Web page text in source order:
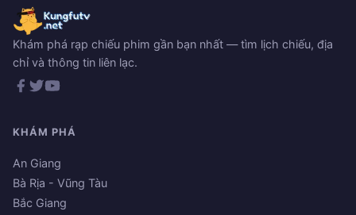
Khám phá rạp chiếu phim gần bạn nhất — tìm lịch chiếu, địa
chỉ và thông tin liên lạc.
KHÁM PHÁ
An Giang
Bà Rịa - Vũng Tàu
Bắc Giang